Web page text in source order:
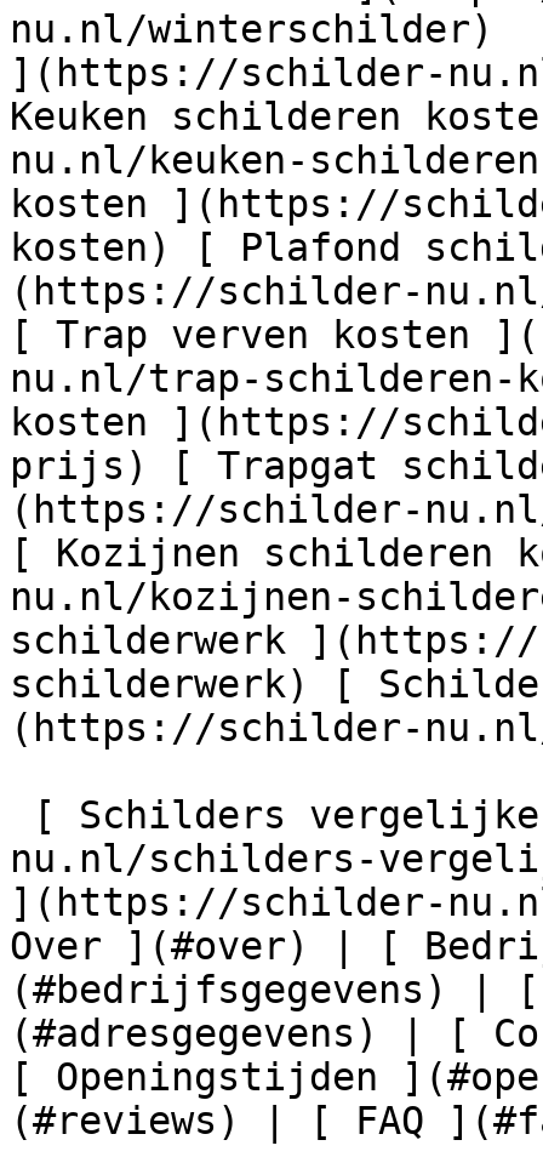
nu.nl/winterschilder)
](https://schilder-
Keuken schilderen
nu.nl/keuken-
kosten ](https://
kosten) [ Plafond
(https://schilder-
[ Trap verven kosten
nu.nl/trap-schilderen-
kosten ](https://
prijs) [ Trapgat
(https://schilder-
[ Kozijnen
nu.nl/kozijnen-
schilderwerk
schilderwerk) [
(https://schilder-nu.nl/
nu.nl/schilders-
](https://schilder-
Over ](#over) | [
(#bedrijfsgegevens) | [
(#adresgegevens) | [
[ Openingstijden
(#reviews) | [ FAQ